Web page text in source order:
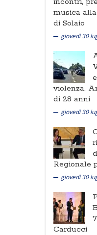
musica
di Solaio
giovedì 30
violenza.
di 28 anni
giovedì 30
Regionale
giovedì 30
Carducci